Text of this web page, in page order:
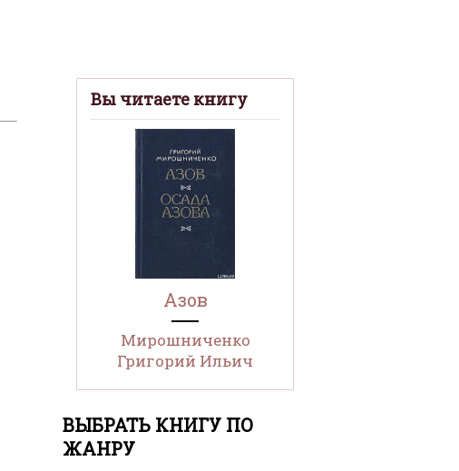
Вы читаете книгу
Азов
Мирошниченко
Григорий Ильич
ВЫБРАТЬ КНИГУ ПО
ЖАНРУ